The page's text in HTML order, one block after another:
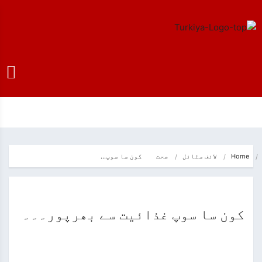
Home لائف سٹائل صحت کون سا سوپ…
کون سا سوپ غذائیت سے بھرپور۔۔۔